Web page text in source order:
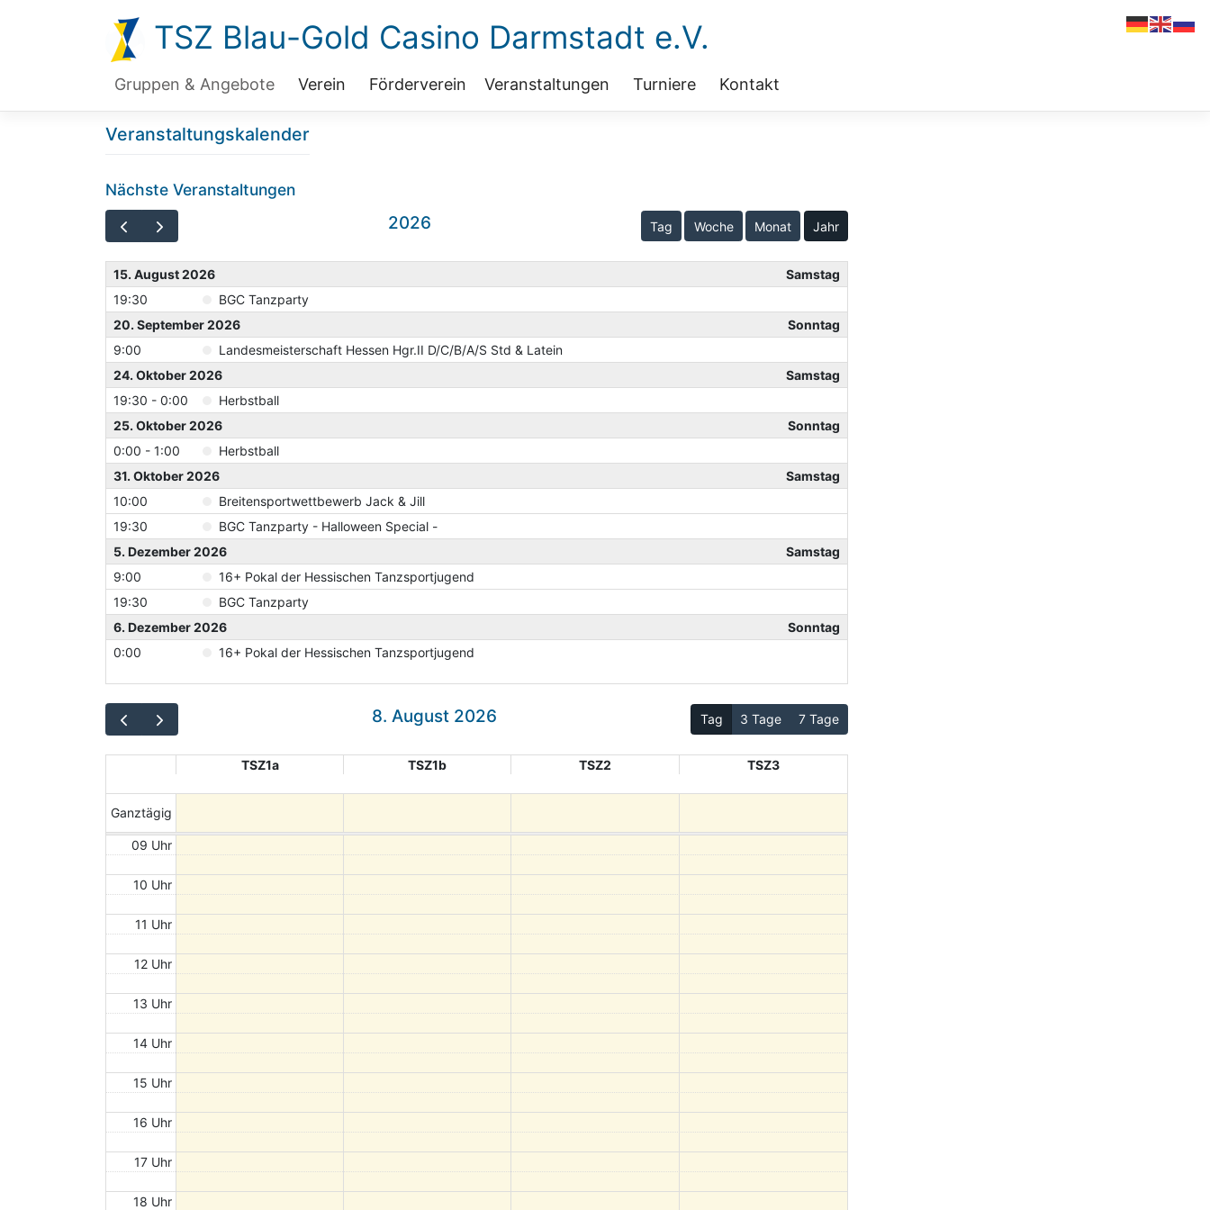
TSZ Blau-Gold Casino Darmstadt e.V.
Gruppen & Angebote Verein Förderverein Veranstaltungen Turniere Kontakt
Veranstaltungskalender
Nächste Veranstaltungen
2026 Tag Woche Monat Jahr
15. August 2026
Samstag
19:30
BGC Tanzparty
20. September 2026
Sonntag
9:00
Landesmeisterschaft Hessen Hgr.II D/C/B/A/S Std & Latein
24. Oktober 2026
Samstag
19:30 - 0:00
Herbstball
25. Oktober 2026
Sonntag
0:00 - 1:00
Herbstball
31. Oktober 2026
Samstag
10:00
Breitensportwettbewerb Jack & Jill
19:30
BGC Tanzparty - Halloween Special -
5. Dezember 2026
Samstag
9:00
16+ Pokal der Hessischen Tanzsportjugend
19:30
BGC Tanzparty
6. Dezember 2026
Sonntag
0:00
16+ Pokal der Hessischen Tanzsportjugend
8. August 2026 Tag 3 Tage 7 Tage
TSZ1a TSZ1b TSZ2 TSZ3
Ganztägig
09 Uhr
10 Uhr
11 Uhr
12 Uhr
13 Uhr
14 Uhr
15 Uhr
16 Uhr
17 Uhr
18 Uhr